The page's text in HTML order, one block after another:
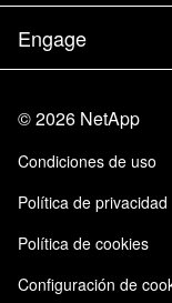
Productos de la
Comunidad
Aprendizaje
Trayectoria
Centro de
Certificaciones
Instaclustr de
Sala de prensa
Eventos
Blog
Experiencia del
Casos de clientes
Engage
Comentarios del
Accesibilidad
Suscripciones
©2026 NetApp
Condiciones de uso
Política de privacidad
Política de cookies
Configuración de